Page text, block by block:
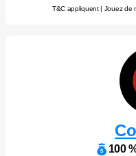
T&C appliquent | Jouez de
100